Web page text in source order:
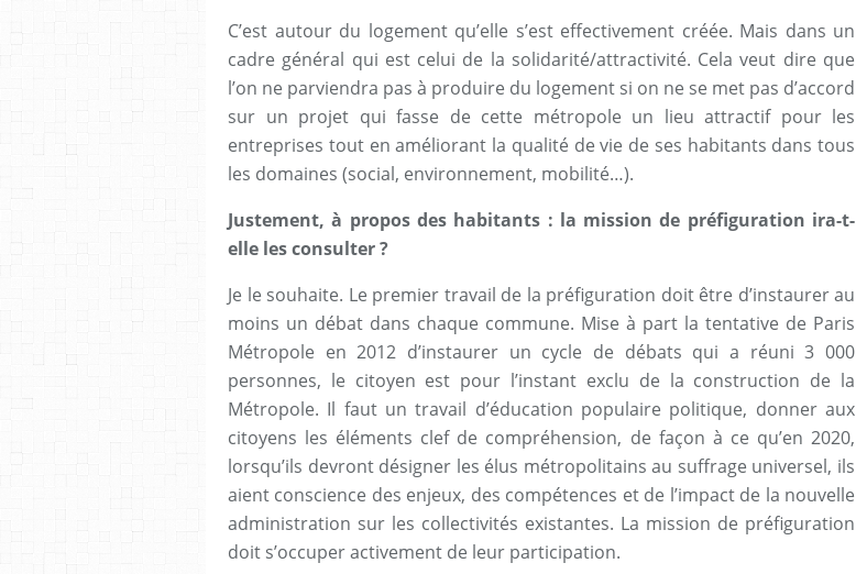
C’est autour du logement qu’elle s’est effectivement créée. Mais dans un
cadre général qui est celui de la solidarité/attractivité. Cela veut dire que
l’on ne parviendra pas à produire du logement si on ne se met pas d’accord
sur un projet qui fasse de cette métropole un lieu attractif pour les
entreprises tout en améliorant la qualité de vie de ses habitants dans tous
les domaines (social, environnement, mobilité…).
Justement, à propos des habitants : la mission de préfiguration ira-t-
elle les consulter ?
Je le souhaite. Le premier travail de la préfiguration doit être d’instaurer au
moins un débat dans chaque commune. Mise à part la tentative de Paris
Métropole en 2012 d’instaurer un cycle de débats qui a réuni 3 000
personnes, le citoyen est pour l’instant exclu de la construction de la
Métropole. Il faut un travail d’éducation populaire politique, donner aux
citoyens les éléments clef de compréhension, de façon à ce qu’en 2020,
lorsqu’ils devront désigner les élus métropolitains au suffrage universel, ils
aient conscience des enjeux, des compétences et de l’impact de la nouvelle
administration sur les collectivités existantes. La mission de préfiguration
doit s’occuper activement de leur participation.